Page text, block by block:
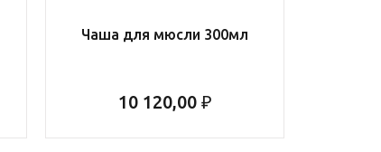
Чаша для мюсли 300мл
10 120,00 ₽